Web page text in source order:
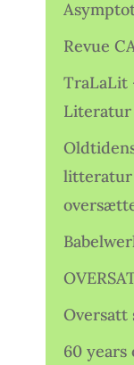
Revue
TraLaLit
Literatur
litteratur
Oversatt
60 years